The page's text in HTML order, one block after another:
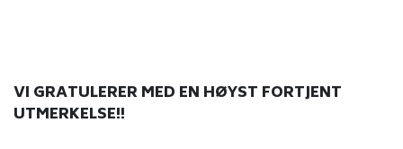
VI GRATULERER MED EN HØYST FORTJENT
UTMERKELSE!!